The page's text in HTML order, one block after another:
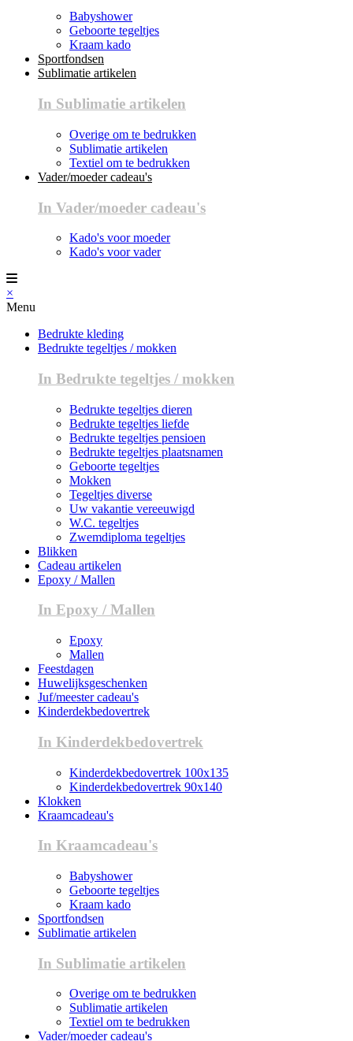
Babyshower
Geboorte tegeltjes
Kraam kado
Sportfondsen
Sublimatie artikelen
In Sublimatie artikelen
Overige om te bedrukken
Sublimatie artikelen
Textiel om te bedrukken
Vader/moeder cadeau's
In Vader/moeder cadeau's
Kado's voor moeder
Kado's voor vader
×
Menu
Bedrukte kleding
Bedrukte tegeltjes / mokken
In Bedrukte tegeltjes / mokken
Bedrukte tegeltjes dieren
Bedrukte tegeltjes liefde
Bedrukte tegeltjes pensioen
Bedrukte tegeltjes plaatsnamen
Geboorte tegeltjes
Mokken
Tegeltjes diverse
Uw vakantie vereeuwigd
W.C. tegeltjes
Zwemdiploma tegeltjes
Blikken
Cadeau artikelen
Epoxy / Mallen
In Epoxy / Mallen
Epoxy
Mallen
Feestdagen
Huwelijksgeschenken
Juf/meester cadeau's
Kinderdekbedovertrek
In Kinderdekbedovertrek
Kinderdekbedovertrek 100x135
Kinderdekbedovertrek 90x140
Klokken
Kraamcadeau's
In Kraamcadeau's
Babyshower
Geboorte tegeltjes
Kraam kado
Sportfondsen
Sublimatie artikelen
In Sublimatie artikelen
Overige om te bedrukken
Sublimatie artikelen
Textiel om te bedrukken
Vader/moeder cadeau's